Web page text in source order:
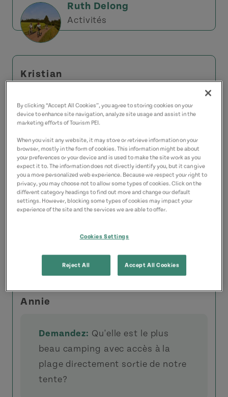
Ruth Delong
Activités
Kristian
Demandez:Est-il possible de
pratiquer le velo de montagne
(singletrack) chez vous?
Voir la réponse
Ruth Delong
Annie
Demandez: Qu'elle est le plus
beau camping avec accès à la
plage directement sortie de notre
tente?
By clicking “Accept All Cookies”, you agree to storing cookies on your
device to enhance site navigation, analyze site usage and assist in the
marketing efforts of Tourism PEI.
When you visit any website, it may store or retrieve information on your
browser, mostly in the form of cookies. This information might be about
your preferences or your device and is used to make the site work as you
expect it to. The information does not directly identify you, but it can give
you a more personalized web experience. Because we respect your right to
privacy, you may choose not to allow some types of cookies. Click on the
different category headings to find out more and change our default
settings. However, blocking some types of cookies may impact your
experience of the site and the services we are able to offer.
Cookies Settings
Reject All Accept All Cookies